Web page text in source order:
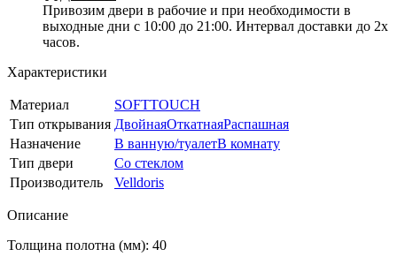
Привозим двери в рабочие и при необходимости в
выходные дни с 10:00 до 21:00. Интервал доставки до 2х
часов.
Характеристики
Материал
SOFTTOUCH
Тип открывания ДвойнаяОткатнаяРаспашная
Назначение
В ванную/туалетВ комнату
Тип двери
Со стеклом
Производитель
Velldoris
Описание
Толщина полотна (мм): 40